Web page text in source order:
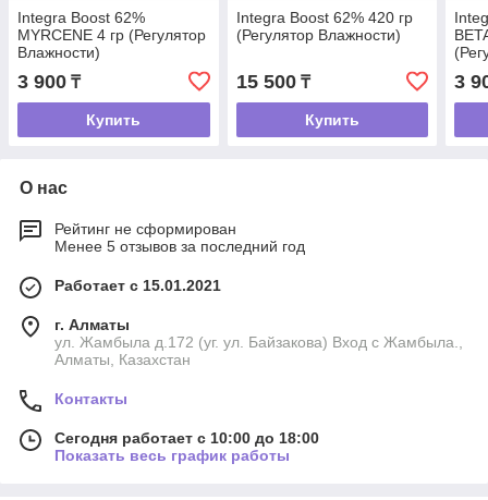
Integra Boost 62%
MYRCENE 4 гр (Регулятор
Влажности)
3 900 ₸
Купить
Integra Boost 62% 420 гр
(Регулятор Влажности)
15 500₸
Купить
3
О нас
Рейтинг не сформирован
Менее 5 отзывов за последний год
Работает с 15.01.2021
г. Алматы
ул. Жамбыла д.172 (уг. ул. Байзакова) Вход с Жамбыла.,
Алматы, Казахстан
Контакты
Сегодня работает с 10:00 до 18:00
Показать весь график работы